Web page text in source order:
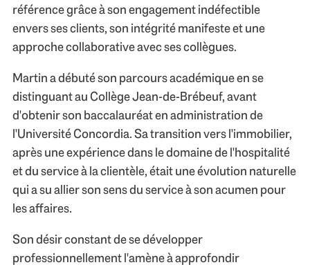
référence grâce à son engagement indéfectible
envers ses clients, son intégrité manifeste et une
approche collaborative avec ses collègues.
Martin a débuté son parcours académique en se
distinguant au Collège Jean-de-Brébeuf, avant
d'obtenir son baccalauréat en administration de
l'Université Concordia. Sa transition vers l'immobilier,
après une expérience dans le domaine de l'hospitalité
et du service à la clientèle, était une évolution naturelle
qui a su allier son sens du service à son acumen pour
les affaires.
Son désir constant de se développer
professionnellement l'amène à approfondir